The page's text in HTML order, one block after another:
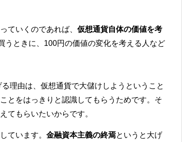
ていくのであれば、 仮想通貨自体の価値を考
うときに、100円の価値の変化を考える人など
理由は、仮想通貨で大儲けしようということ
ことをはっきりと認識してもらうためです。そ
てもらいたいからです。
ています。 金融資本主義の終焉というと大げ